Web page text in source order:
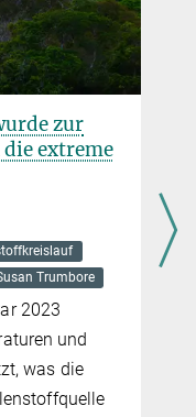
zur
extreme
Trumbore
2023
und
was die